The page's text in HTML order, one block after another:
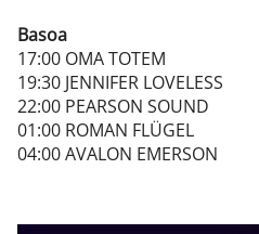
Basoa
17:00 OMA TOTEM
19:30 JENNIFER LOVELESS
22:00 PEARSON SOUND
01:00 ROMAN FLÜGEL
04:00 AVALON EMERSON